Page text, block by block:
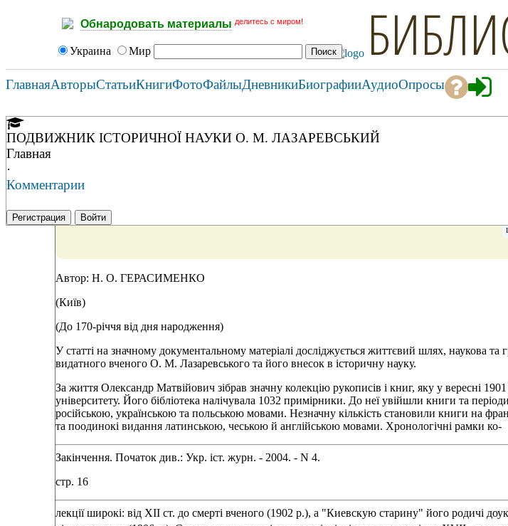
Обнародовать материалы делитесь с миром!
Украина Мир
ГлавнаяАвторыСтатьиКнигиФотоФайлыДневникиБиографииАудиоОпросы
ПОДВИЖНИК IСТОРИЧНОЇ НАУКИ О. М. ЛАЗАРЕВСЬКИЙ
Главная
·
Комментарии
Регистрация Войти
Автор: Н. О. ГЕРАСИМЕНКО
(Київ)
(До 170-рiччя вiд дня народження)
У статтi на значному документальному матерiалi дослiджується життєвий шлях, наукова та
видатного вченого О. М. Лазаревського та його внесок в iсторичну науку.
За життя Олександр Матвiйович зiбрав значну колекцiю рукописiв i книг, яку у вереснi
унiверситету. Його бiблiотека налiчувала 1032 примiрники. До неї увiйшли книги та
росiйською, українською та польською мовами. Незначну кiлькiсть становили книги на
та поодинокi видання латинською, чеською й англiйською мовами. Хронологiчнi рамки ко-
Закiнчення. Початок див.: Укр. iст. журн. - 2004. - N 4.
стр. 16
лекцiї широкi: вiд XII ст. до смертi вченого (1902 р.), а "Киевскую старину" його родичi